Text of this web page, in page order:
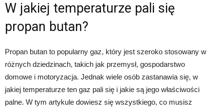
W jakiej temperaturze pali się
propan butan?
Propan butan to popularny gaz, który jest szeroko stosowany w
różnych dziedzinach, takich jak przemysł, gospodarstwo
domowe i motoryzacja. Jednak wiele osób zastanawia się, w
jakiej temperaturze ten gaz pali się i jakie są jego właściwości
palne. W tym artykule dowiesz się wszystkiego, co musisz